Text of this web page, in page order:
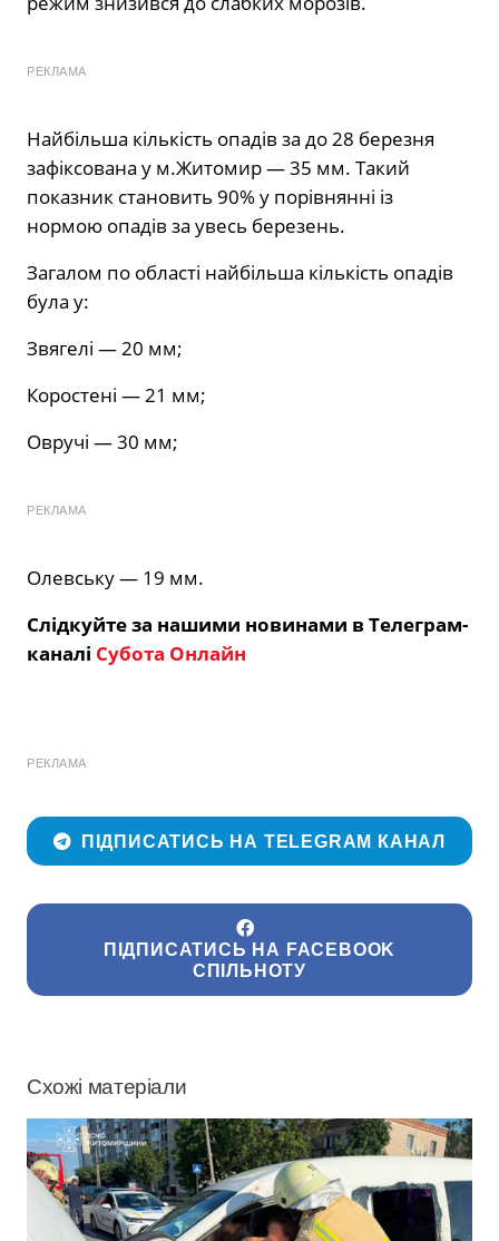
РЕКЛАМА
Найбільша кількість опадів за до 28 березня
зафіксована у м.Житомир — 35 мм. Такий
показник становить 90% у порівнянні із
нормою опадів за увесь березень.
Загалом по області найбільша кількість опадів
була у:
Звягелі — 20 мм;
Коростені — 21 мм;
Овручі — 30 мм;
РЕКЛАМА
Олевську — 19 мм.
Слідкуйте за нашими новинами в Телеграм-
каналі Субота Онлайн
РЕКЛАМА
ПІДПИСАТИСЬ НА TELEGRAM КАНАЛ
ПІДПИСАТИСЬ НА FACEBOOK
СПІЛЬНОТУ
Схожі матеріали